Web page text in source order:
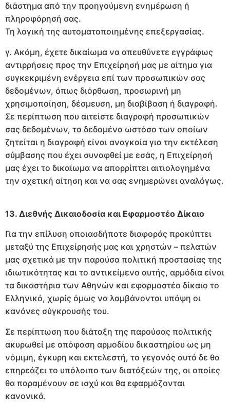
διάστημα από την προηγούμενη ενημέρωση ή
πληροφόρησή σας.
Τη λογική της αυτοματοποιημένης επεξεργασίας.
γ. Ακόμη, έχετε δικαίωμα να απευθύνετε εγγράφως
αντιρρήσεις προς την Επιχείρησή μας με αίτημα για
συγκεκριμένη ενέργεια επί των προσωπικών σας
δεδομένων, όπως διόρθωση, προσωρινή μη
χρησιμοποίηση, δέσμευση, μη διαβίβαση ή διαγραφή.
Σε περίπτωση που αιτείστε διαγραφή προσωπικών
σας δεδομένων, τα δεδομένα ωστόσο των οποίων
ζητείται η διαγραφή είναι αναγκαία για την εκτέλεση
σύμβασης που έχει συναφθεί με εσάς, η Επιχείρησή
μας έχει το δικαίωμα να απορρίπτει αιτιολογημένα
την σχετική αίτηση και να σας ενημερώνει αναλόγως.
13. Διεθνής Δικαιοδοσία και Εφαρμοστέο Δίκαιο
Για την επίλυση οποιασδήποτε διαφοράς προκύπτει
μεταξύ της Επιχείρησής μας και χρηστών – πελατών
μας σχετικά με την παρούσα πολιτική προστασίας της
ιδιωτικότητας και το αντικείμενο αυτής, αρμόδια είναι
τα δικαστήρια των Αθηνών και εφαρμοστέο δίκαιο το
Ελληνικό, χωρίς όμως να λαμβάνονται υπόψη οι
κανόνες σύγκρουσής του.
Σε περίπτωση που διάταξη της παρούσας πολιτικής
ακυρωθεί με απόφαση αρμοδίου δικαστηρίου ως μη
νόμιμη, έγκυρη και εκτελεστή, το γεγονός αυτό δε θα
επηρεάζει το υπόλοιπο των διατάξεών της, οι οποίες
θα παραμένουν σε ισχύ και θα εφαρμόζονται
κανονικά.